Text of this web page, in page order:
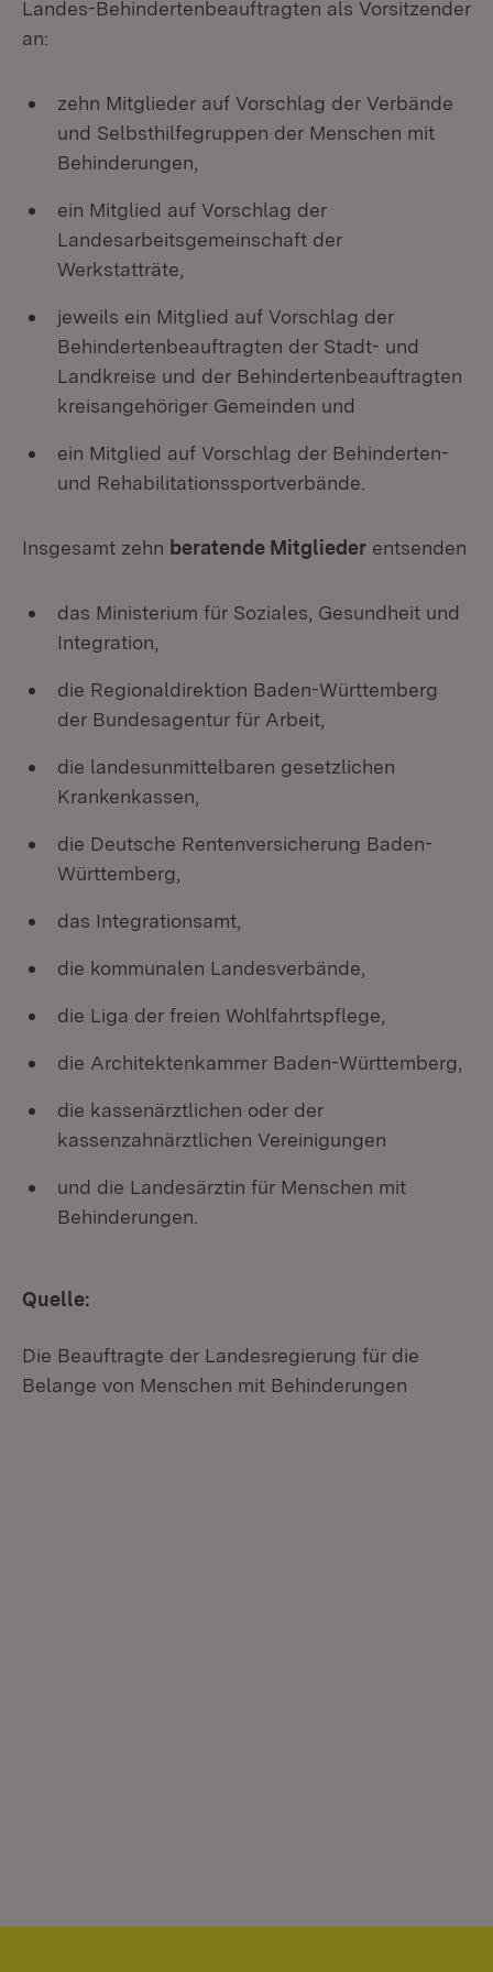
Landes-Behindertenbeauftragten als Vorsitzender
an:
zehn Mitglieder auf Vorschlag der Verbände
und Selbsthilfegruppen der Menschen mit
Behinderungen,
ein Mitglied auf Vorschlag der
Landesarbeitsgemeinschaft der
Werkstatträte,
jeweils ein Mitglied auf Vorschlag der
Behindertenbeauftragten der Stadt- und
Landkreise und der Behindertenbeauftragten
kreisangehöriger Gemeinden und
ein Mitglied auf Vorschlag der Behinderten-
und Rehabilitationssportverbände.
Insgesamt zehn beratende Mitglieder entsenden
das Ministerium für Soziales, Gesundheit und
Integration,
die Regionaldirektion Baden-Württemberg
der Bundesagentur für Arbeit,
die landesunmittelbaren gesetzlichen
Krankenkassen,
die Deutsche Rentenversicherung Baden-
Württemberg,
das Integrationsamt,
die kommunalen Landesverbände,
die Liga der freien Wohlfahrtspflege,
die Architektenkammer Baden-Württemberg,
die kassenärztlichen oder der
kassenzahnärztlichen Vereinigungen
und die Landesärztin für Menschen mit
Behinderungen.
Quelle:
Die Beauftragte der Landesregierung für die
Belange von Menschen mit Behinderungen